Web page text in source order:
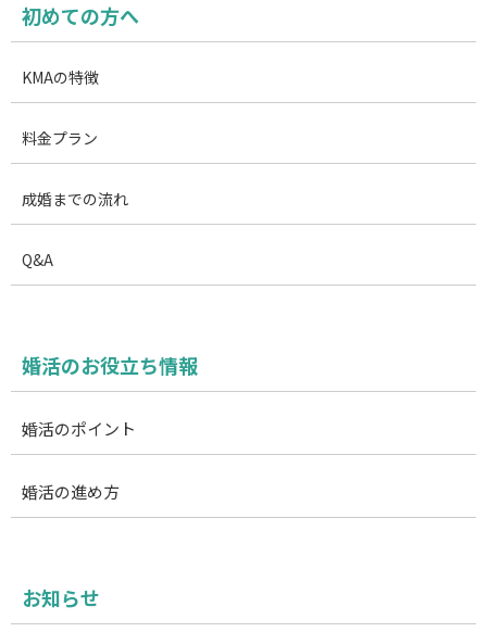
初めての方へ
KMAの特徴
料金プラン
成婚までの流れ
Q&A
婚活のお役立ち情報
婚活のポイント
婚活の進め方
お知らせ